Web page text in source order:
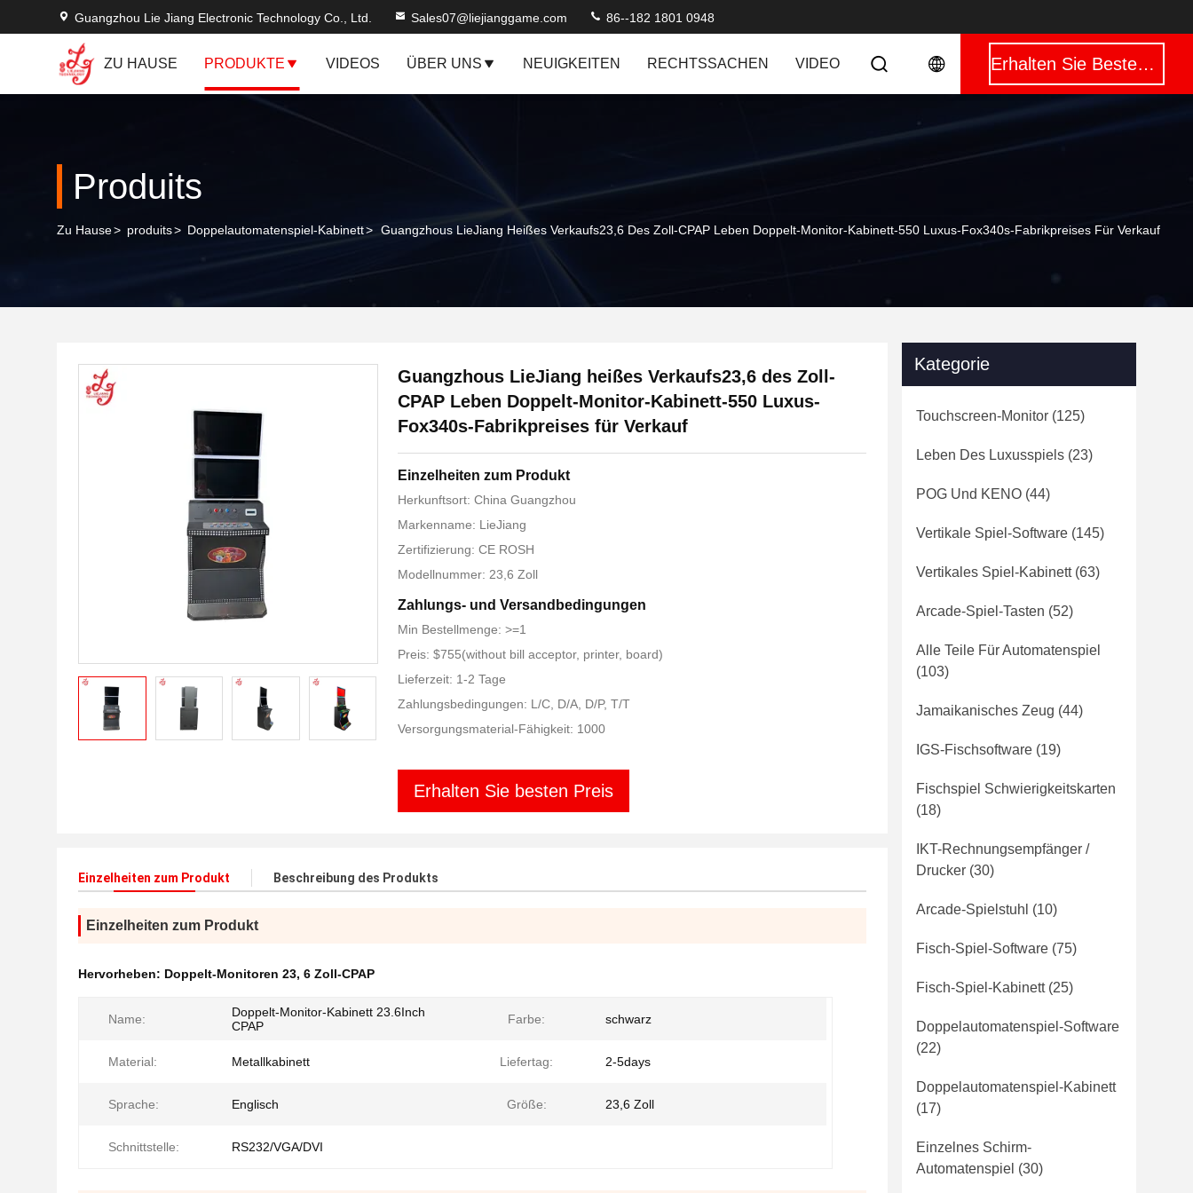
Guangzhou Lie Jiang Electronic Technology Co., Ltd. Sales07@liejianggame.com 86--182 1801 0948
ZU HAUSE PRODUKTE VIDEOS ÜBER UNS NEUIGKEITEN RECHTSSACHEN VIDEO Erhalten Sie Besten Preis
Produits
Zu Hause> produits> Doppelautomatenspiel-Kabinett> Guangzhous LieJiang Heißes Verkaufs23,6 Des Zoll-CPAP Leben Doppelt-Monitor-Kabinett-550 Luxus-Fox340s-Fabrikpreises Für Verkauf
Guangzhous LieJiang heißes Verkaufs23,6 des Zoll-
CPAP Leben Doppelt-Monitor-Kabinett-550 Luxus-
Fox340s-Fabrikpreises für Verkauf
Einzelheiten zum Produkt
Herkunftsort: China Guangzhou
Markenname: LieJiang
Zertifizierung: CE ROSH
Modellnummer: 23,6 Zoll
Zahlungs- und Versandbedingungen
Min Bestellmenge: >=1
Preis: $755(without bill acceptor, printer, board)
Lieferzeit: 1-2 Tage
Zahlungsbedingungen: L/C, D/A, D/P, T/T
Versorgungsmaterial-Fähigkeit: 1000
Erhalten Sie besten Preis
Einzelheiten zum Produkt Beschreibung des Produkts
Einzelheiten zum Produkt
Hervorheben: Doppelt-Monitoren 23, 6 Zoll-CPAP
Name:
Doppelt-Monitor-Kabinett 23.6Inch
CPAP
Farbe: schwarz
Material: Metallkabinett Liefertag: 2-5days
Sprache: Englisch Größe: 23,6 Zoll
Schnittstelle: RS232/VGA/DVI
Kategorie
Touchscreen-Monitor (125)
Leben Des Luxusspiels (23)
POG Und KENO (44)
Vertikale Spiel-Software (145)
Vertikales Spiel-Kabinett(63)
Arcade-Spiel-Tasten (52)
Alle Teile Für Automatenspiel
(103)
Jamaikanisches Zeug (44)
IGS-Fischsoftware (19)
Fischspiel Schwierigkeitskarten
(18)
IKT-Rechnungsempfänger /
Drucker (30)
Arcade-Spielstuhl (10)
Fisch-Spiel-Software (75)
Fisch-Spiel-Kabinett(25)
Doppelautomatenspiel-Software
(22)
Doppelautomatenspiel-Kabinett
(17)
Einzelnes Schirm-
Automatenspiel (30)